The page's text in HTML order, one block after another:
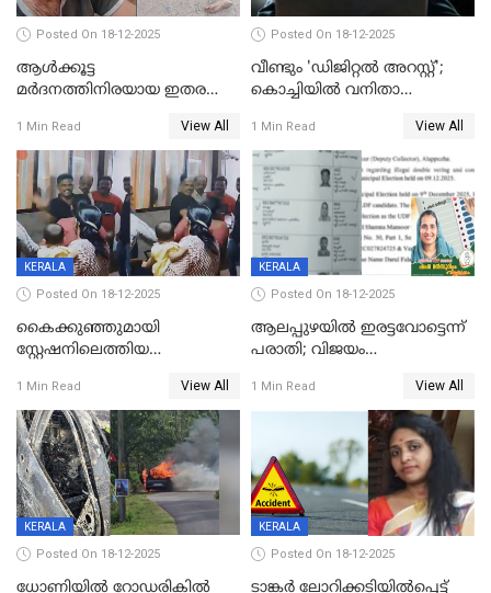
Posted On 18-12-2025
ആൾക്കൂട്ട
മർദനത്തിനിരയായ ഇതര
നടുക്കുന്ന സംഭവം
വാളയാറിൽ
1 Min Read View All
Posted On 18-12-2025
വീണ്ടും 'ഡിജിറ്റല്‍ അറസ്റ്റ്';
കൊച്ചിയില്‍ വനിതാ
കോടി രൂപ
1 Min Read View All
KERALA
Posted On 18-12-2025
കൈക്കുഞ്ഞുമായി
സ്റ്റേഷനിലെത്തിയ
കരണത്തടിച്ചു; CC ടിവി
ദൃശ്യങ്ങൾ പുറത്ത്
1 Min Read View All
KERALA
Posted On 18-12-2025
ആലപ്പുഴയിൽ ഇരട്ടവോട്ടെന്ന്
പരാതി; വിജയം
വാർഡിലെ എൽഡിഎഫ്
സ്ഥാനാർത്ഥി
1 Min Read View All
KERALA
Posted On 18-12-2025
ധോണിയിൽ റോഡരികിൽ
KERALA
Posted On 18-12-2025
ടാങ്കർ ലോറിക്കടിയിൽപ്പെട്ട്